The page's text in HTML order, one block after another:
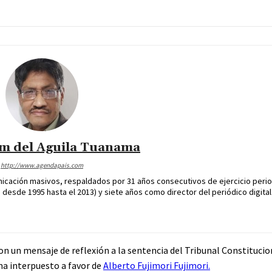
del Aguila Tuanama
http://www.agendapais.com
masivos, respaldados por 31 años consecutivos de ejercicio
1995 hasta el 2013) y siete años como director del periódico digital
un mensaje de reflexión a la sentencia del Tribunal
interpuesto a favor de Alberto Fujimori Fujimori.